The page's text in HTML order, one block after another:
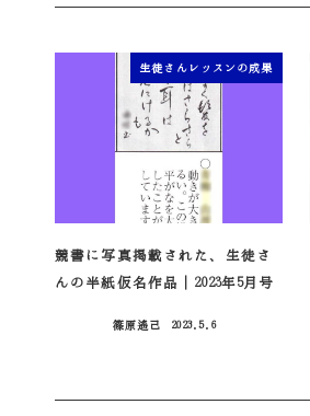
生徒さんレッスンの成果
競書に写真掲載された、生徒さ
んの半紙仮名作品｜2023年5月号
篠原遙己
2023.5.6